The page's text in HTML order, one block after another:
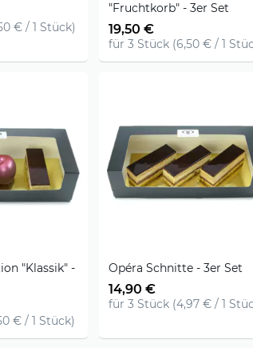
€ / 1 Stück)
"Fruchtkorb" - 3er Set
19,50 €
für 3 Stück (6,50 € / 1
"Klassik" -
€ / 1 Stück)
Opéra Schnitte - 3er Set
14,90 €
für 3 Stück (4,97 € / 1